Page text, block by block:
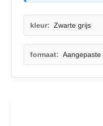
kleur: Zwarte grijs
formaat: Aangepaste